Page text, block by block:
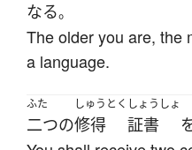
なる。
The older you are, the
a language.
ふた
二つの
しゅうとく
修得
しょうしょ
証書